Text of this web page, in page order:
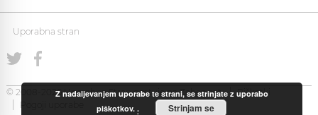
Uporabna stran
© 2008-2026 Uporabna Stran gostuje naZabec.net
Piškotki
Pogoji uporabe
Z nadaljevanjem uporabe te strani, se strinjate z uporabo
piškotkov.. Strinjam se